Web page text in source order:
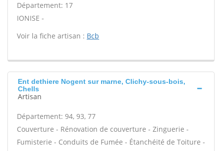
Département: 17
IONISE -
Voir la fiche artisan : Bcb
Ent dethiere Nogent sur marne, Clichy-sous-bois,
Chells
Artisan
Département: 94, 93, 77
Couverture - Rénovation de couverture - Zinguerie -
Fumisterie - Conduits de Fumée - Étanchéité de Toiture -